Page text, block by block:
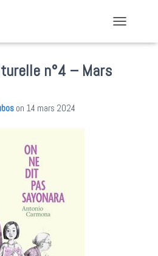
n°4 – Mars
on 14 mars 2024